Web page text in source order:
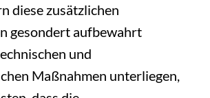
diese zusätzlichen
gesondert aufbewahrt
und
Maßnahmen unterliegen,